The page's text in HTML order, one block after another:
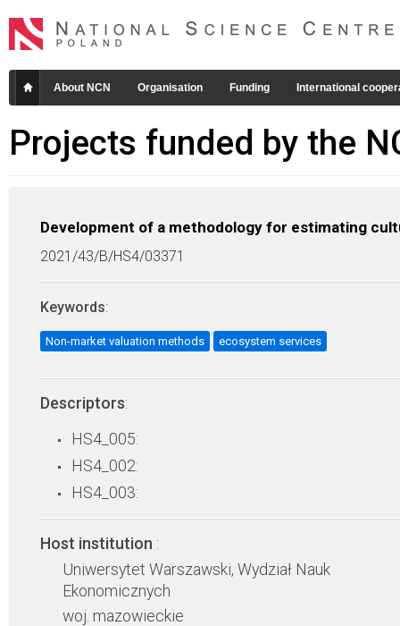
About NCN Organisation Funding International
Projects funded by the
Development of a methodology for estimating
2021/43/B/HS4/03371
Keywords:
Non-market valuation methods ecosystem services
Descriptors:
HS4_005:
HS4_002:
HS4_003:
Host institution :
Uniwersytet Warszawski, Wydział Nauk
Ekonomicznych
woj. mazowieckie